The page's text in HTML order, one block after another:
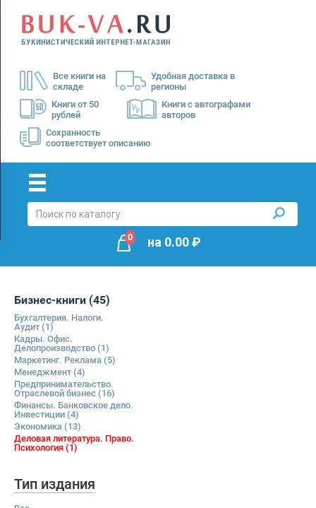
Все книги на
складе
Удобная доставка в
регионы
Книги от 50
рублей
Книги с автографами
авторов
Сохранность
соответствует описанию
Menu
Доставка
Оплата
0 на 0.00₽
Бизнес-книги (45)
Бухгалтерия. Налоги.
Аудит(1)
Кадры. Офис.
Делопроизводство (1)
Маркетинг. Реклама (5)
Менеджмент(4)
Предпринимательство.
Отраслевой бизнес (16)
Финансы. Банковское дело.
Инвестиции (4)
Экономика (13)
Деловая литература. Право.
Психология (1)
Тип издания